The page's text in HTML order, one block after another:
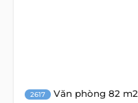
2617 Văn phòng 82 m2